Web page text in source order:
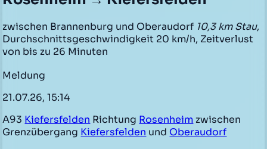
zwischen Brannenburg und Oberaudorf 10,3 km Stau,
Durchschnittsgeschwindigkeit 20 km/h, Zeitverlust
von bis zu 26 Minuten
Meldung
21.07.26, 15:14
A93 Kiefersfelden Richtung Rosenheim zwischen
Grenzübergang Kiefersfelden und Oberaudorf